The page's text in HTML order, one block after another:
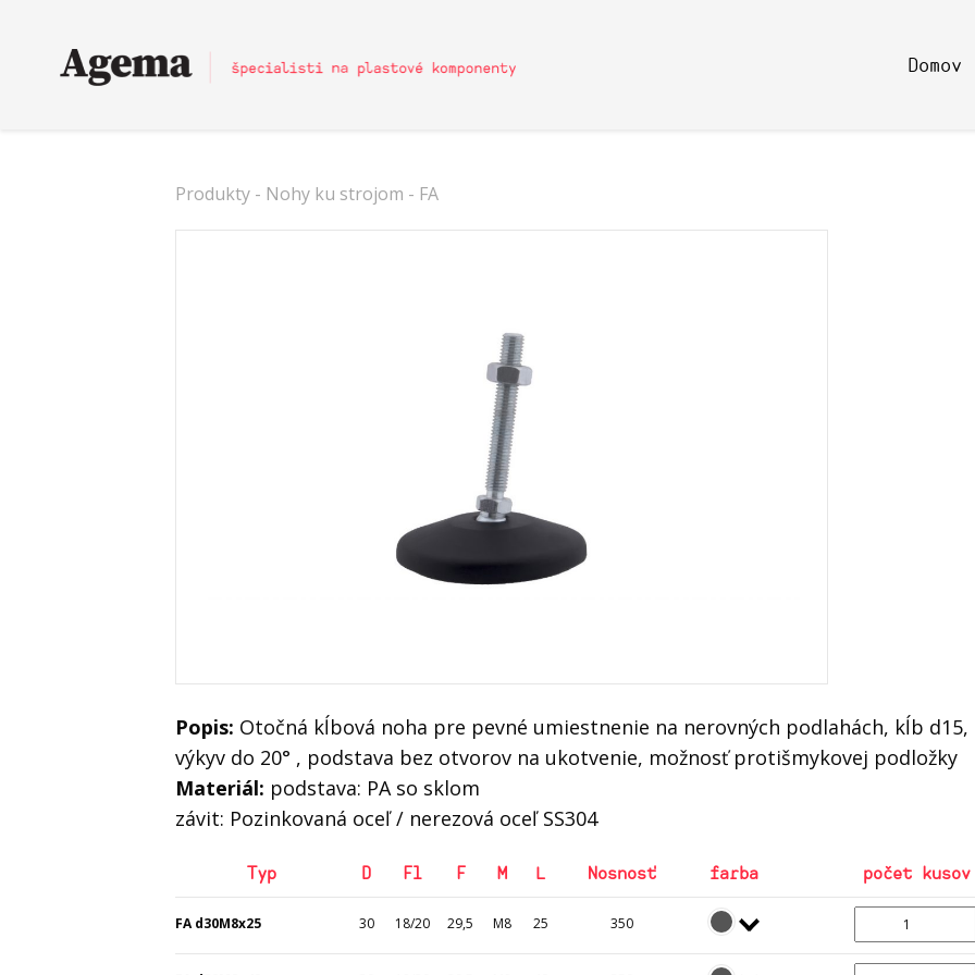
Domov
Produkty - Nohy ku strojom - FA
Popis: Otočná kĺbová noha pre pevné umiestnenie na nerovných podlahách, kĺb d15,
výkyv do 20° , podstava bez otvorov na ukotvenie, možnosť protišmykovej podložky
Materiál: podstava: PA so sklom
závit: Pozinkovaná oceľ / nerezová oceľ SS304
Typ D F1 F M L Nosnosť farba počet kusov
FA d30M8x25 30 18/20 29,5 M8 25 350